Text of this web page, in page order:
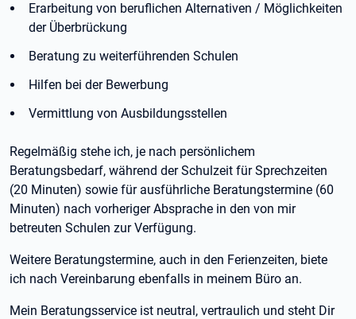
Erarbeitung von beruflichen Alternativen / Möglichkeiten
der Überbrückung
Beratung zu weiterführenden Schulen
Hilfen bei der Bewerbung
Vermittlung von Ausbildungsstellen
Regelmäßig stehe ich, je nach persönlichem
Beratungsbedarf, während der Schulzeit für Sprechzeiten
(20 Minuten) sowie für ausführliche Beratungstermine (60
Minuten) nach vorheriger Absprache in den von mir
betreuten Schulen zur Verfügung.
Weitere Beratungstermine, auch in den Ferienzeiten, biete
ich nach Vereinbarung ebenfalls in meinem Büro an.
Mein Beratungsservice ist neutral, vertraulich und steht Dir